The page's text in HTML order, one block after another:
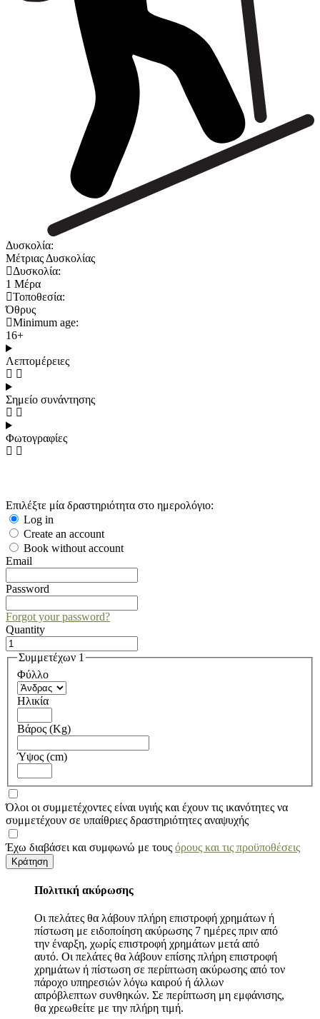
Δυσκολία:
Μέτριας Δυσκολίας
Δυσκολία:
1 Μέρα
Τοποθεσία:
Όθρυς
Minimum age:
16+
Λεπτομέρειες
Σημείο συνάντησης
Φωτογραφίες
Επιλέξτε μία δραστηριότητα στο ημερολόγιο:
Log in
Create an account
Book without account
Email
Password
Forgot your password?
Quantity
Συμμετέχων 1
Φύλλο
Ηλικία
Βάρος (Kg)
Ύψος (cm)
Όλοι οι συμμετέχοντες είναι υγιής και έχουν τις ικανότητες να
συμμετέχουν σε υπαίθριες δραστηριότητες αναψυχής
Έχω διαβάσει και συμφωνώ με τους όρους και τις προϋποθέσεις
Πολιτική ακύρωσης
Οι πελάτες θα λάβουν πλήρη επιστροφή χρημάτων ή
πίστωση με ειδοποίηση ακύρωσης 7 ημέρες πριν από
την έναρξη, χωρίς επιστροφή χρημάτων μετά από
αυτό. Οι πελάτες θα λάβουν επίσης πλήρη επιστροφή
χρημάτων ή πίστωση σε περίπτωση ακύρωσης από τον
πάροχο υπηρεσιών λόγω καιρού ή άλλων
απρόβλεπτων συνθηκών. Σε περίπτωση μη εμφάνισης,
θα χρεωθείτε με την πλήρη τιμή.